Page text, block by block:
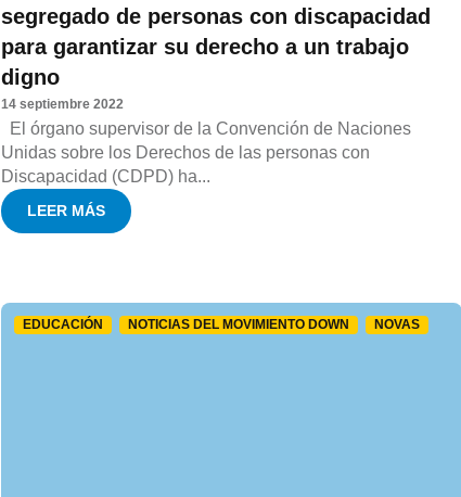
segregado de personas con discapacidad
para garantizar su derecho a un trabajo
digno
14 septiembre 2022
El órgano supervisor de la Convención de Naciones
Unidas sobre los Derechos de las personas con
Discapacidad (CDPD) ha...
LEER MÁS
EDUCACIÓN NOTICIAS DEL MOVIMIENTO DOWN NOVAS